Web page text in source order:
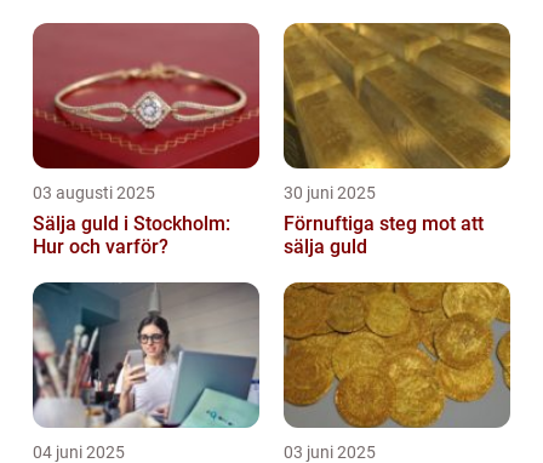
03 augusti 2025
Sälja guld i Stockholm:
Hur och varför?
30 juni 2025
Förnuftiga steg mot att
sälja guld
04 juni 2025 03 juni 2025